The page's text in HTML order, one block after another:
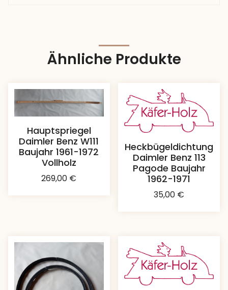
Ähnliche Produkte
Hauptspriegel
Daimler Benz W111
Baujahr 1961-1972
Vollholz
269,00 €
Heckbügeldichtung
Daimler Benz 113
Pagode Baujahr
1962-1971
35,00 €